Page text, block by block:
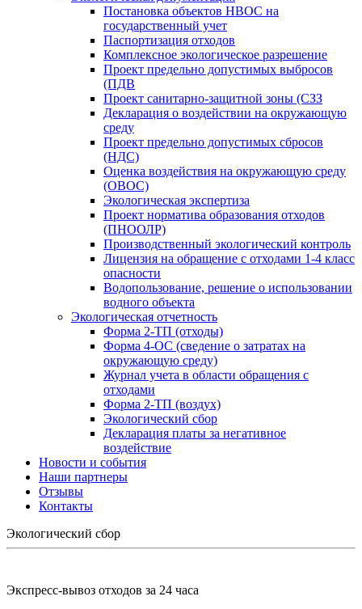
Постановка объектов НВОС на
государственный учет
Паспортизация отходов
Комплексное экологическое разрешение
Проект предельно допустимых выбросов
(ПДВ
Проект санитарно-защитной зоны (СЗЗ
Декларация о воздействии на окружающую
среду
Проект предельно допустимых сбросов
(НДС)
Оценка воздействия на окружающую среду
(ОВОС)
Экологическая экспертиза
Проект норматива образования отходов
(ПНООЛР)
Производственный экологический контроль
Лицензия на обращение с отходами 1-4 класс
опасности
Водопользование, решение о использовании
водного объекта
Экологическая отчетность
Форма 2-ТП (отходы)
Форма 4-ОС (сведение о затратах на
окружающую среду)
Журнал учета в области обращения с
отходами
Форма 2-ТП (воздух)
Экологический сбор
Декларация платы за негативное
воздействие
Новости и события
Наши партнеры
Отзывы
Контакты
Экологический сбор
Экспресс-вывоз отходов за 24 часа